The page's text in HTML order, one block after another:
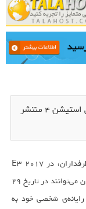
استودیو MDHR: بازی Cuphead برای پلی استیشن ۴ منتشر
بازی Cuphead بالاخره بعد از چندین سال انتظار طرفداران، در E3 2017
تاریخ انتشار مشخصی دریافت کرد. طرفداران این عنوان می‌توانند در تاریخ ۲۹
یا رایانه‌‌ی شخصی خود به